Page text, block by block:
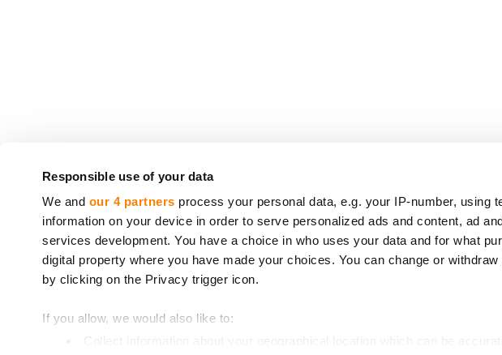
Responsible use of your data
We and our 4 partners process your personal data, e.g. your IP-number, using
information on your device in order to serve personalized ads and content, ad
services development. You have a choice in who uses your data and for what
digital property where you have made your choices. You can change or
by clicking on the Privacy trigger icon.
If you allow, we would also like to:
CrowdedHero Latvia SIA (registracijos Nr. 50203309441, teisinis
number 06.15.01.806/120
, išduota 2022 m. rugpjūčio 16 d.), ir prižiūrima
CrowdedHero teikiamos paslaugos nepatenka į indėlių garantijų
jūsų investicija nėra apsaugota investuotojų kompensavimo
** 1997 m. kovo 3 d. Europos Parlamento ir Tarybos direktyva 97/9/EB